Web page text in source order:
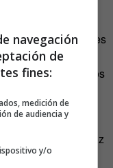
un nuevo
de los impulsores
el mejor
poetas de todos
dando voz
avezado
navegación
de
fines:
medición de
de audiencia y
y/o